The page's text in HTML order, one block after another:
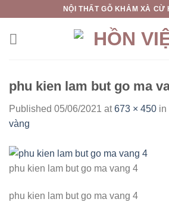
content
NỘI THẤT GỖ KHẢM XÀ CỪ
phu kien lam but go ma
Published 05/06/2021 at673 × 450 in
vàng
phu kien lam but go ma vang 4
phu kien lam but go ma vang 4